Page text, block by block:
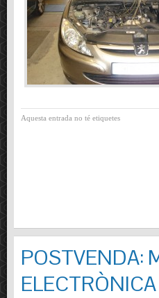
Aquesta entrada no té etiquetes
POSTVENDA:
ELECTRÒNICA